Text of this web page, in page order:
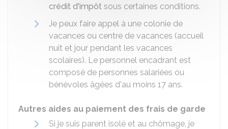
crédit d'impôt sous certaines conditions.
Je peux faire appel à une colonie de
vacances ou centre de vacances (accueil
nuit et jour pendant les vacances
scolaires). Le personnel encadrant est
composé de personnes salariées ou
bénévoles âgées d'au moins 17 ans.
Autres aides au paiement des frais de garde
Si je suis parent isolé et au chômage, je